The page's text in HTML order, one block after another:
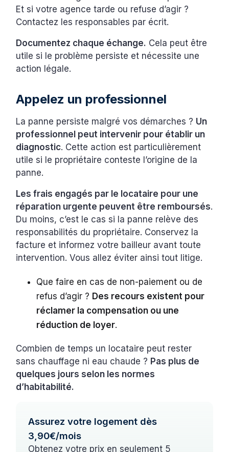
Et si votre agence tarde ou refuse d’agir ?
Contactez les responsables par écrit.
Documentez chaque échange. Cela peut être
utile si le problème persiste et nécessite une
action légale.
Appelez un professionnel
La panne persiste malgré vos démarches ? Un
professionnel peut intervenir pour établir un
diagnostic. Cette action est particulièrement
utile si le propriétaire conteste l’origine de la
panne.
Les frais engagés par le locataire pour une
réparation urgente peuvent être remboursés.
Du moins, c’est le cas si la panne relève des
responsabilités du propriétaire. Conservez la
facture et informez votre bailleur avant toute
intervention. Vous allez éviter ainsi tout litige.
Que faire en cas de non-paiement ou de
refus d’agir ? Des recours existent pour
réclamer la compensation ou une
réduction de loyer.
Combien de temps un locataire peut rester
sans chauffage ni eau chaude ? Pas plus de
quelques jours selon les normes
d’habitabilité.
Assurez votre logement dès
3,90€/mois
Obtenez votre prix en seulement 5